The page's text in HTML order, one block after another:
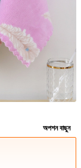
/4
অপশন বাছুন